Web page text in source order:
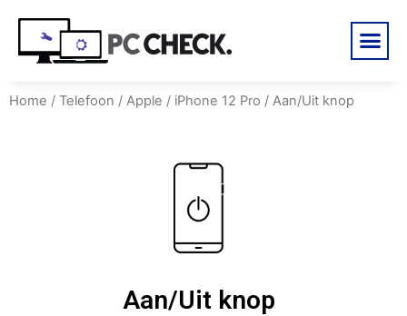
Home / Telefoon / Apple / iPhone 12 Pro / Aan/Uit knop
Aan/Uit knop